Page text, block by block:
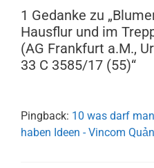
1 Gedanke zu
Hausflur und im
(AG Frankfurt a.M.,
33 C 3585/17 (55)“
Pingback: 10 was darf
haben Ideen - Vincom